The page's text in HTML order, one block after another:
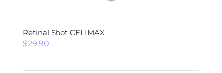
Retinal Shot CELIMAX
$29.90